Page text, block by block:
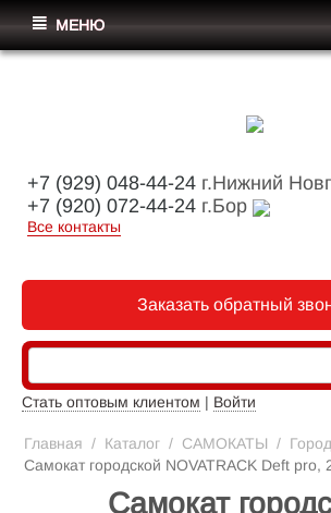
+7 (929) 048-44-24 г.Нижний
+7 (920) 072-44-24 г.Бор
Все контакты
Заказать обратный
Стать оптовым клиентом | Войти
МЕНЮ
Главная / Каталог / САМОКАТЫ /
Самокат городской NOVATRACK Deft
Самокат